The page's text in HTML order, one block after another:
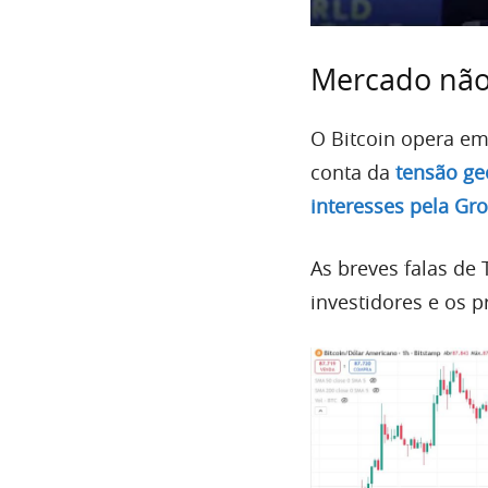
Mercado
O Bitcoin opera
conta da tensão
interesses pela
As breves falas
investidores e os